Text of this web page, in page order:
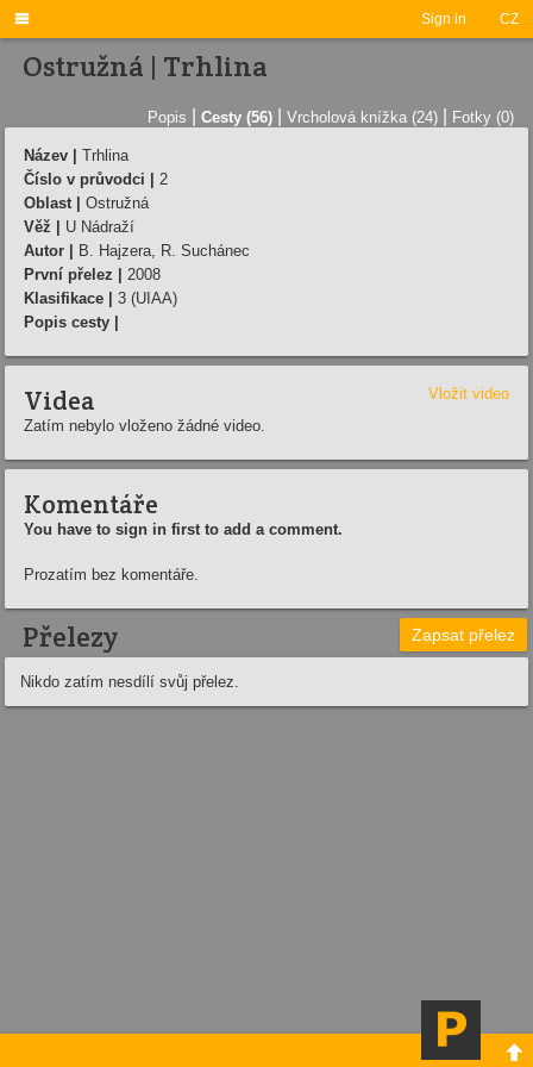
Sign in CZ

Ostružná | Trhlina
Popis Cesty (56) Vrcholová knížka (24) Fotky (0)
Název |
Trhlina
Číslo v průvodci |
2
Oblast |
Ostružná
Věž |
U Nádraží­
Autor |
B. Hajzera, R. Suchánec
První přelez |
2008
Klasifikace |
3 (UIAA)
Popis cesty |
Videa
Vložit video
Zatím nebylo vloženo žádné video.
Komentáře
You have to sign in first to add a comment.
Prozatím bez komentáře.
Přelezy Zapsat přelez
Nikdo zatím nesdílí svůj přelez.
